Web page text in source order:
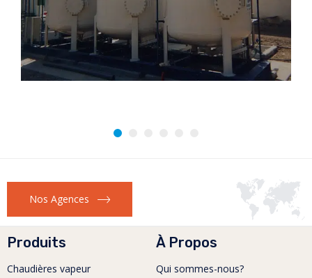
Nos Agences
Produits
Chaudières vapeur
À Propos
Qui sommes-nous?